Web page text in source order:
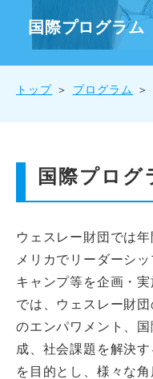
プログラム
インターンシップ
動画紹介
よくあるご質問
採用情報
国際プログラム
トップ プログラム
国際プログ
ウェスレー財団では
メリカでリーダーシ
キャンプ等を企画・
では、ウェスレー財
のエンパワメント、
成、社会課題を解決
を目的とし、様々な